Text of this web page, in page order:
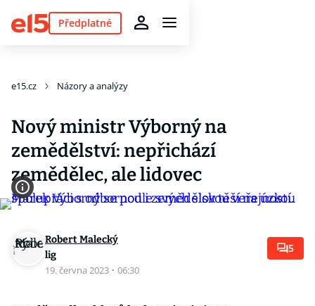
Předplatné
e15.cz Názory a analýzy
Nový ministr Výborný na
zemědělství: nepřichází
zemědělec, ale lidovec
Robert Malecký
lig
19. června 2023 · 06:30
5